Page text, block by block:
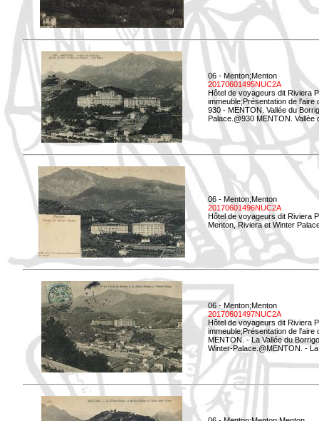
06 - Menton;Menton
20170601495NUC2A
Hôtel de voyageurs dit Riviera
immeuble;Présentation de l'aire
930 - MENTON. Vallée du
Palace.@930 MENTON.
06 - Menton;Menton
20170601496NUC2A
Hôtel de voyageurs dit Riviera
Menton, Riviera et Winter
06 - Menton;Menton
20170601497NUC2A
Hôtel de voyageurs dit Riviera
immeuble;Présentation de l'aire
MENTON. - La Vallée du
Winter-Palace.@MENTON. -